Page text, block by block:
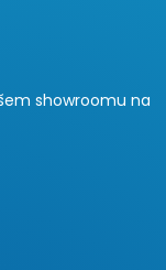
showroomu na